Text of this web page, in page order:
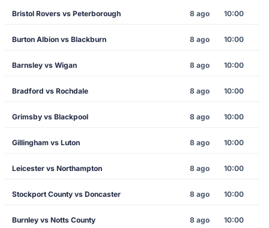
Bristol Rovers vs Peterborough 8 ago 10:00
Burton Albion vs Blackburn 8 ago 10:00
Barnsley vs Wigan 8 ago 10:00
Bradford vs Rochdale 8 ago 10:00
Grimsby vs Blackpool 8 ago 10:00
Gillingham vs Luton 8 ago 10:00
Leicester vs Northampton 8 ago 10:00
Stockport County vs Doncaster 8 ago 10:00
Burnley vs Notts County 8 ago 10:00